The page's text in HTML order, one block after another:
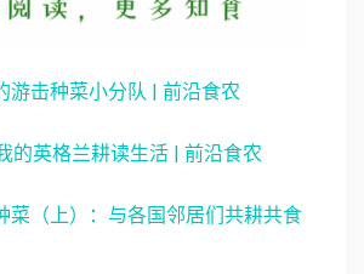
游击种菜小分队 | 前沿食农
的英格兰耕读生活 | 前沿食农
菜（上）：与各国邻居们共耕共食